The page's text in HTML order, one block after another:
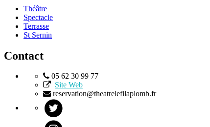
Théâtre
Spectacle
Terrasse
St Sernin
Contact
05 62 30 99 77
Site Web
reservation@theatrelefilaplomb.fr